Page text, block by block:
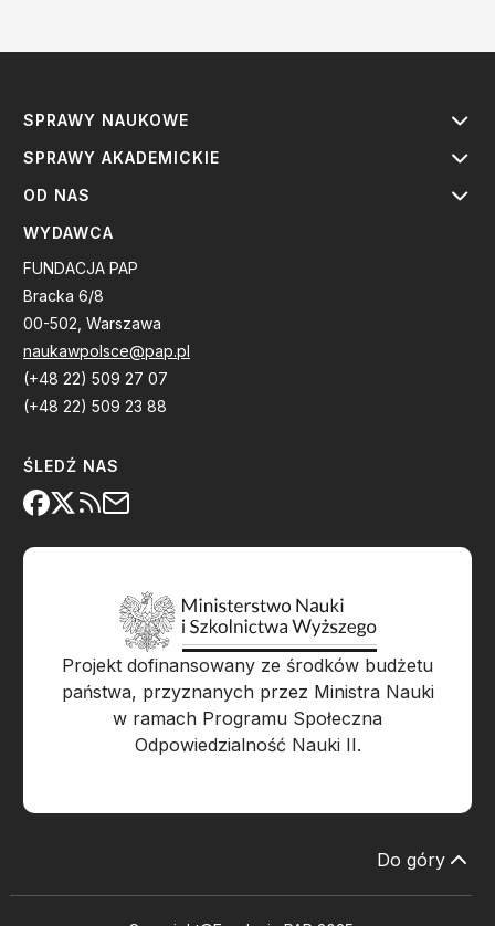
SPRAWY NAUKOWE
SPRAWY AKADEMICKIE
OD NAS
WYDAWCA
FUNDACJA PAP
Bracka 6/8
00-502, Warszawa
naukawpolsce@pap.pl
(+48 22) 509 27 07
(+48 22) 509 23 88
ŚLEDŹ NAS
Projekt dofinansowany ze środków budżetu
państwa, przyznanych przez Ministra Nauki
w ramach Programu Społeczna
Odpowiedzialność Nauki II.
Do góry